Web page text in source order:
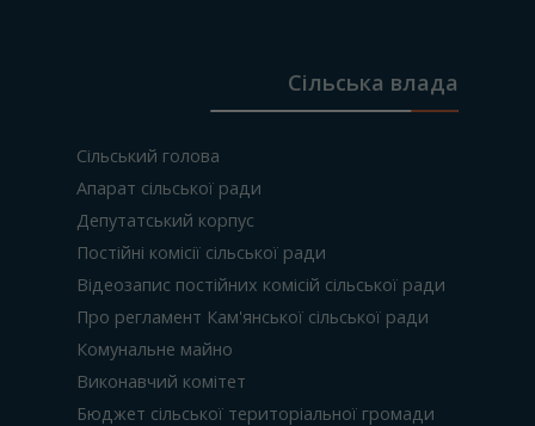
Сільська влада
Сільський голова
Апарат сільської ради
Депутатський корпус
Постійні комісії сільської ради
Відеозапис постійних комісій сільської ради
Про регламент Кам'янської сільської ради
Комунальне майно
Виконавчий комітет
Бюджет сільської територіальної громади